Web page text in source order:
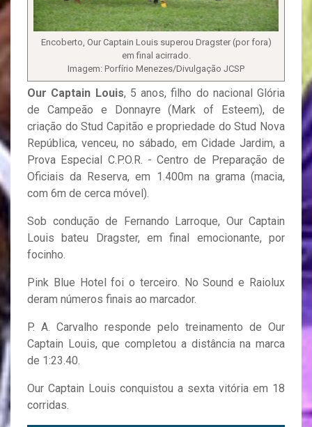
Encoberto, Our Captain Louis superou Dragster (por fora)
em final acirrado.
Imagem: Porfírio Menezes/Divulgação JCSP
Our Captain Louis, 5 anos, filho do nacional Glória
de Campeão e Donnayre (Mark of Esteem), de
criação do Stud Capitão e propriedade do Stud Nova
República, venceu, no sábado, em Cidade Jardim, a
Prova Especial C.P.O.R. - Centro de Preparação de
Oficiais da Reserva, em 1.400m na grama (macia,
com 6m de cerca móvel).
Sob condução de Fernando Larroque, Our Captain
Louis bateu Dragster, em final emocionante, por
focinho.
Pink Blue Hotel foi o terceiro. No Sound e Raiolux
deram números finais ao marcador.
P. A. Carvalho responde pelo treinamento de Our
Captain Louis, que completou a distância na marca
de 1:23.40.
Our Captain Louis conquistou a sexta vitória em 18
corridas.